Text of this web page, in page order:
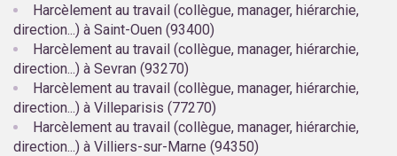
Harcèlement au travail (collègue, manager, hiérarchie,
direction...) à Saint-Ouen (93400)
Harcèlement au travail (collègue, manager, hiérarchie,
direction...) à Sevran (93270)
Harcèlement au travail (collègue, manager, hiérarchie,
direction...) à Villeparisis (77270)
Harcèlement au travail (collègue, manager, hiérarchie,
direction...) à Villiers-sur-Marne (94350)